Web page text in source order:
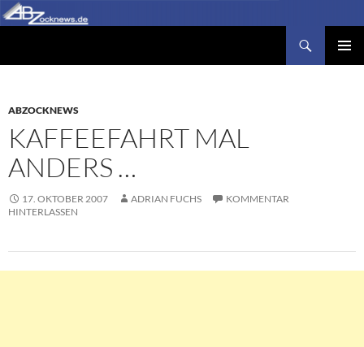
Zum
Inhalt
ABZOCKNEWS
KAFFEEFAHRT MAL
ANDERS …
17. OKTOBER 2007 ADRIAN FUCHS
KOMMENTAR
HINTERLASSEN